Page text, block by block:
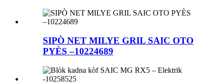
SIPÒ NET MILYE GRIL SAIC OTO
PYÈS –10224689